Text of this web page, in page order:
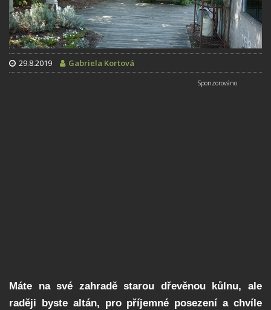
29.8.2019 Gabriela Kortová
Máte na své zahradě starou dřevěnou kůlnu, ale
raději byste altán, pro příjemné posezení a chvíle